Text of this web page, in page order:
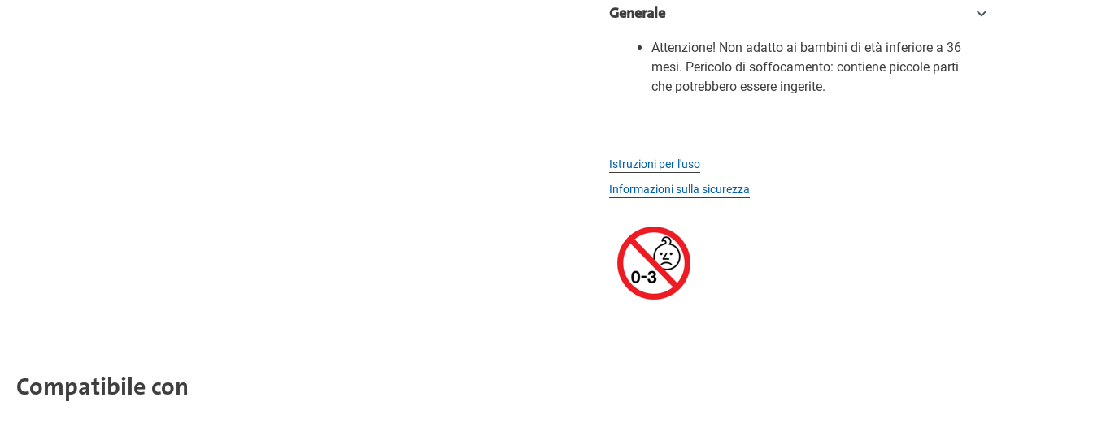
Generale
Attenzione! Non adatto ai bambini di età inferiore a 36
mesi. Pericolo di soffocamento: contiene piccole parti
che potrebbero essere ingerite.
Istruzioni per l'uso
Informazioni sulla sicurezza
Compatibile con